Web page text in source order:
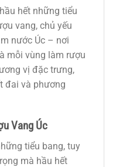
hết những tiểu
vang, chủ yếu
nước Úc – nơi
mỗi vùng làm rượu
vị đặc trưng,
đai và phương
Vang Úc
tiểu bang, tuy
mà hầu hết